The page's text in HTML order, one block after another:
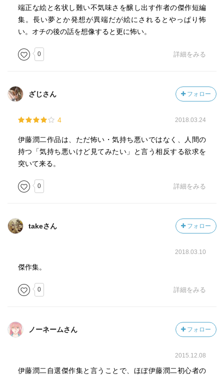
端正な絵と名状し難い不気味さを醸し出す作者の傑作短編
集。長い夢とか発想が異端だが絵にされるとやっぱり怖
い。オチの後の話を想像すると更に怖い。
0 詳細をみる
ざじさん フォロー
4 2018.03.24
伊藤潤二作品は、ただ怖い・気持ち悪いではなく、人間の
持つ「気持ち悪いけど見てみたい」と言う相反する欲求を
突いて来る。
0 詳細をみる
takeさん フォロー
2018.03.10
傑作集。
0 詳細をみる
ノーネームさん フォロー
2015.12.08
伊藤潤二自選傑作集と言うことで、ほぼ伊藤潤二初心者の